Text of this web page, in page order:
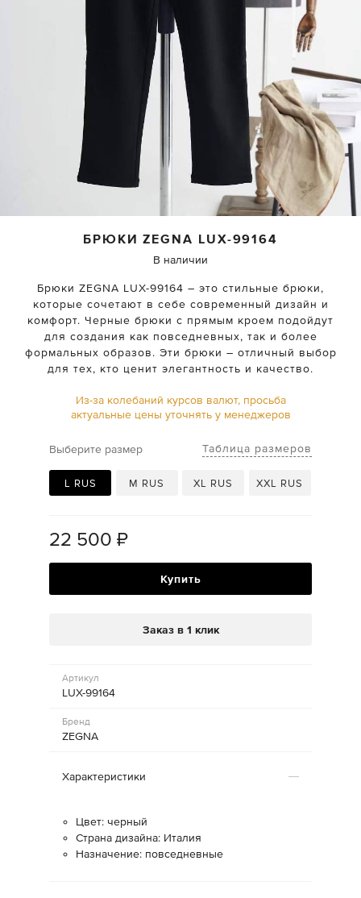
БРЮКИZEGNA LUX-99164
В наличии
Брюки ZEGNA LUX-99164 – это стильные брюки,
которые сочетают в себе современный дизайн и
комфорт. Черные брюки с прямым кроем подойдут
для создания как повседневных, так и более
формальных образов. Эти брюки – отличный выбор
для тех, кто ценит элегантность и качество.
Из-за колебаний курсов валют, просьба
актуальные цены уточнять у менеджеров
Выберите размер Таблица размеров
L RUS M RUS XL RUS XXL RUS
22 500 ₽
Купить
Заказ в 1 клик
Артикул
LUX-99164
Бренд
ZEGNA
Характеристики
Цвет: черный
Страна дизайна: Италия
Назначение: повседневные